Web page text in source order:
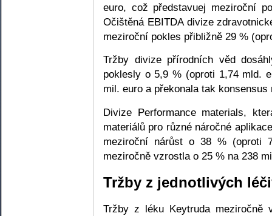
euro, což představuej meziroční
Očištěná EBITDA divize
meziroční pokles přibližně 29 %
Tržby divize přírodních věd
poklesly o 5,9 % (oproti 1,74 mld.
mil. euro a překonala tak
Divize Performance materials,
materiálů pro různé náročné
meziroční nárůst o 38 % (oproti
meziročně vzrostla o 25 % na 238
Tržby z jednotlivých
Tržby z léku Keytruda